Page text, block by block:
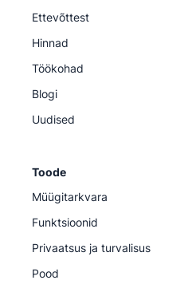
Ettevõttest
Hinnad
Töökohad
Blogi
Uudised
Toode
Müügitarkvara
Funktsioonid
Privaatsus ja turvalisus
Pood